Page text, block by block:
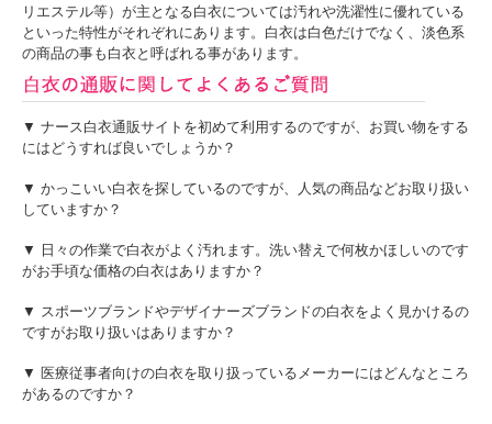
リエステル等）が主となる白衣については汚れや洗濯性に優れている
といった特性がそれぞれにあります。白衣は白色だけでなく、淡色系
の商品の事も白衣と呼ばれる事があります。
▼ ナース白衣通販サイトを初めて利用するのですが、お買い物をする
にはどうすれば良いでしょうか？
▼ かっこいい白衣を探しているのですが、人気の商品などお取り扱い
していますか？
▼ 日々の作業で白衣がよく汚れます。洗い替えで何枚かほしいのです
がお手頃な価格の白衣はありますか？
▼ スポーツブランドやデザイナーズブランドの白衣をよく見かけるの
ですがお取り扱いはありますか？
▼ 医療従事者向けの白衣を取り扱っているメーカーにはどんなところ
があるのですか？